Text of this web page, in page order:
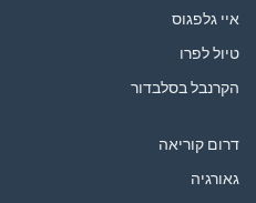
איי גלפגוס
טיול לפרו
הקרנבל בסלבדור
דרום קוריאה
גאורגיה